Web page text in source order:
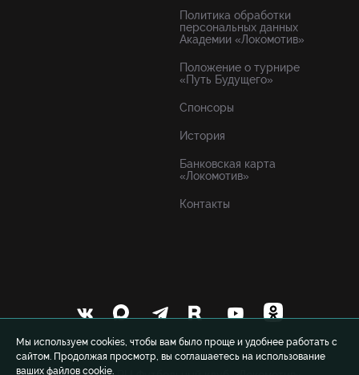
Мы используем cookies, чтобы вам было проще и удобнее работать с
сайтом. Продолжая просмотр, вы соглашаетесь на использование
ваших файлов cookie.
Политика обработки
персональных данных
Академии «Локомотив»
Положение о турнире
«Путь Будущего»
Спонсоры
История
Банковская карта
«Локомотив»
Контакты